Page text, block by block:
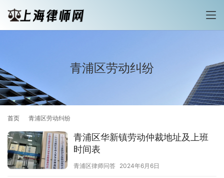
青浦区劳动纠纷
首页 青浦区劳动纠纷
青浦区华新镇劳动仲裁地址及上班
时间表
青浦区律师问答 2024年6月6日